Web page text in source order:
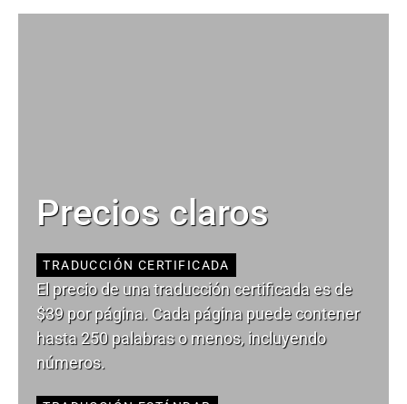
Precios claros
TRADUCCIÓN CERTIFICADA
El precio de una traducción certificada es de
$39 por página. Cada página puede contener
hasta 250 palabras o menos, incluyendo
números.